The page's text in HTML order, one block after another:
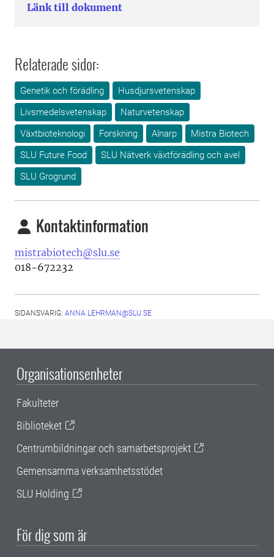
Länk till dokument
Relaterade sidor:
Genetik och förädling
Husdjursvetenskap
Livsmedelsvetenskap
Naturvetenskap
Växtbioteknologi
Forskning Alnarp
Mistra Biotech
SLU Future Food
SLU Nätverk växtförädling och avel
SLU Grogrund
Kontaktinformation
mistrabiotech@slu.se
018-672232
SIDANSVARIG: ANNA.LEHRMAN@SLU.SE
Organisationsenheter
Fakulteter
Biblioteket
Centrumbildningar och samarbetsprojekt
Gemensamma verksamhetsstödet
SLU Holding
För dig som är